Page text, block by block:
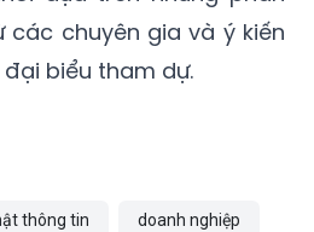
các chuyên gia và ý kiến
biểu tham dự.
thông tin doanh nghiệp